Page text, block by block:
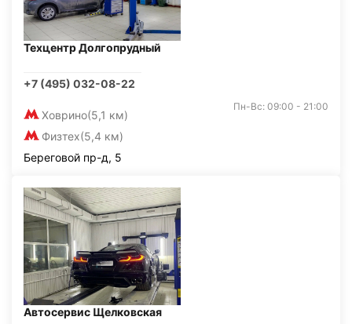
Техцентр Долгопрудный
+7 (495) 032-08-22
Ховрино(5,1 км)
Физтех(5,4 км)
Пн-Вс: 09:00 - 21:00
Береговой пр-д, 5
Автосервис Щелковская